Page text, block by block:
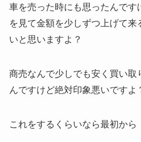
車を売った時にも思ったんです
を見て金額を少しずつ上げて来
いと思いますよ？
商売なんで少しでも安く買い取
んですけど絶対印象悪いですよ
これをするくらいなら最初から